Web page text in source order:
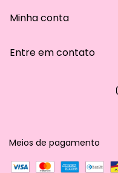
Minha conta
Entre em contato
Meios de pagamento